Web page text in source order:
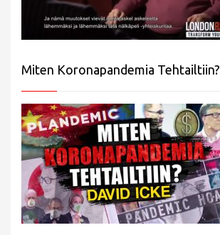
Miten Koronapandemia Tehtailtiin?